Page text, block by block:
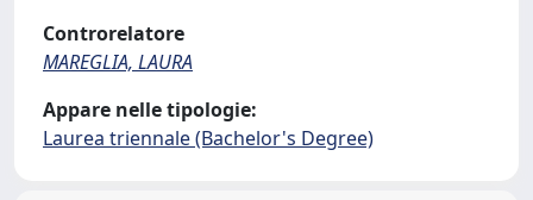
Controrelatore
MAREGLIA, LAURA
Appare nelle tipologie:
Laurea triennale (Bachelor's Degree)